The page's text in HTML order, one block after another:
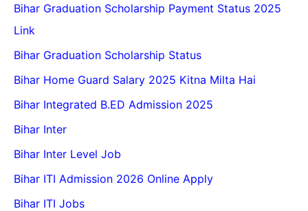
Bihar Graduation Scholarship Payment Status 2025
Link
Bihar Graduation Scholarship Status
Bihar Home Guard Salary 2025 Kitna Milta Hai
Bihar Integrated B.ED Admission 2025
Bihar Inter
Bihar Inter Level Job
Bihar ITI Admission 2026 Online Apply
Bihar ITI Jobs